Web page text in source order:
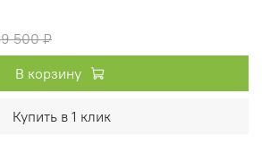
500 ₽
В корзину
Купить в 1 клик